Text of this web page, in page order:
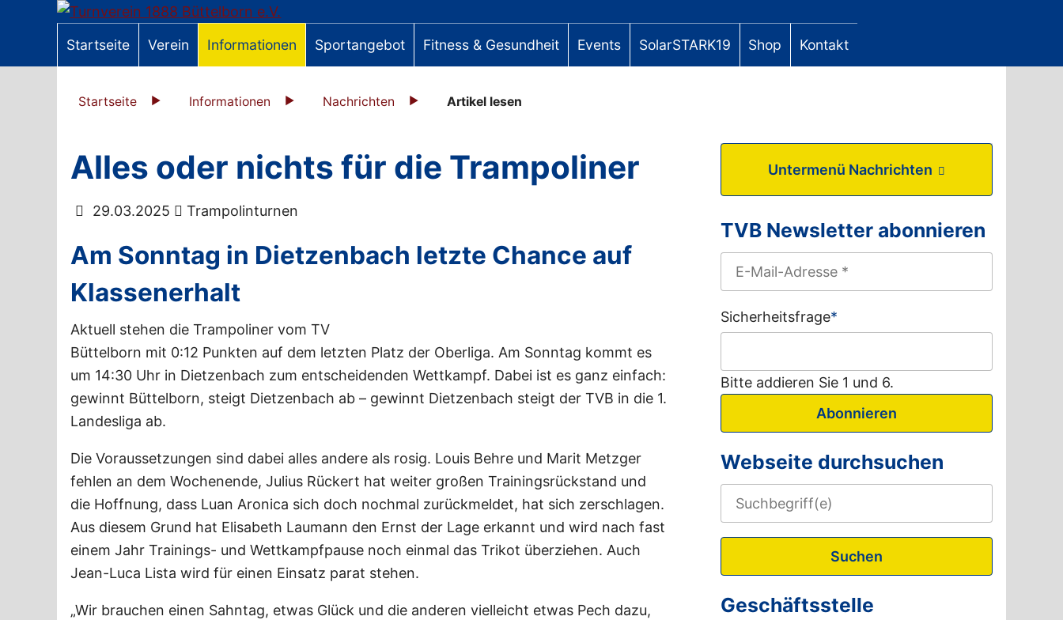
Startseite Verein Informationen Sportangebot Fitness & Gesundheit Events SolarSTARK19 Shop Kontakt
Startseite Informationen Nachrichten Artikel lesen
Alles oder nichts für die Trampoliner
29.03.2025 Trampolinturnen
Am Sonntag in Dietzenbach letzte Chance auf
Klassenerhalt
Aktuell stehen die Trampoliner vom TV
Büttelborn mit 0:12 Punkten auf dem letzten Platz der Oberliga. Am Sonntag kommt es
um 14:30 Uhr in Dietzenbach zum entscheidenden Wettkampf. Dabei ist es ganz einfach:
gewinnt Büttelborn, steigt Dietzenbach ab – gewinnt Dietzenbach steigt der TVB in die 1.
Landesliga ab.
Die Voraussetzungen sind dabei alles andere als rosig. Louis Behre und Marit Metzger
fehlen an dem Wochenende, Julius Rückert hat weiter großen Trainingsrückstand und
die Hoffnung, dass Luan Aronica sich doch nochmal zurückmeldet, hat sich zerschlagen.
Aus diesem Grund hat Elisabeth Laumann den Ernst der Lage erkannt und wird nach fast
einem Jahr Trainings- und Wettkampfpause noch einmal das Trikot überziehen. Auch
Jean-Luca Lista wird für einen Einsatz parat stehen.
„Wir brauchen einen Sahntag, etwas Glück und die anderen vielleicht etwas Pech dazu,
Untermenü Nachrichten
TVB Newsletter abonnieren
Sicherheitsfrage*
Bitte addieren Sie 1 und 6.
Abonnieren
Webseite durchsuchen
Suchen
Geschäftsstelle